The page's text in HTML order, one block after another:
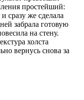
простейший:
сразу же сделала
забрала готовую
на стену.
холста
вернусь снова за